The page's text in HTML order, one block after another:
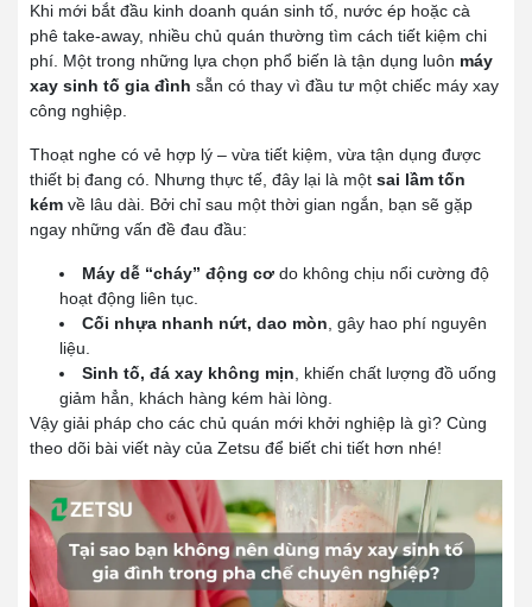
Khi mới bắt đầu kinh doanh quán sinh tố, nước ép hoặc cà
phê take-away, nhiều chủ quán thường tìm cách tiết kiệm chi
phí. Một trong những lựa chọn phổ biến là tận dụng luôn máy
xay sinh tố gia đình sẵn có thay vì đầu tư một chiếc máy xay
công nghiệp.
Thoạt nghe có vẻ hợp lý – vừa tiết kiệm, vừa tận dụng được
thiết bị đang có. Nhưng thực tế, đây lại là một sai lầm tốn
kém về lâu dài. Bởi chỉ sau một thời gian ngắn, bạn sẽ gặp
ngay những vấn đề đau đầu:
Máy dễ “cháy” động cơ do không chịu nổi cường độ
hoạt động liên tục.
Cối nhựa nhanh nứt, dao mòn , gây hao phí nguyên
liệu.
Sinh tố, đá xay không mịn , khiến chất lượng đồ uống
giảm hẳn, khách hàng kém hài lòng.
Vậy giải pháp cho các chủ quán mới khởi nghiệp là gì? Cùng
theo dõi bài viết này của Zetsu để biết chi tiết hơn nhé!